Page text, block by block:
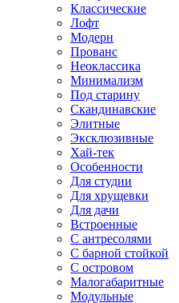
Классические
Лофт
Модерн
Прованс
Неоклассика
Минимализм
Под старину
Скандинавские
Элитные
Эксклюзивные
Хай-тек
Особенности
Для студии
Для хрущевки
Для дачи
Встроенные
С антресолями
С барной стойкой
С островом
Малогабаритные
Модульные